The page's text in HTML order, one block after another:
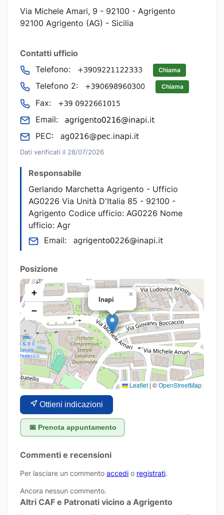
Via Michele Amari, 9 - 92100 - Agrigento
92100 Agrigento (AG) - Sicilia
Contatti ufficio
Telefono:
Chiama
Telefono 2: Chiama
Fax:
Email:
PEC:
Dati verificati il 28/07/2026
Responsabile
Gerlando Marchetta Agrigento - Ufficio
AG0226 Via Unità D'Italia 85 - 92100 -
Agrigento Codice ufficio: AG0226 Nome
ufficio: Agr
Email:
Posizione
Inapi
×
+
−
Leaflet | ©OpenStreetMap
Ottieni indicazioni
📅 Prenota appuntamento
Commenti e recensioni
Per lasciare un commento accedi o registrati.
Ancora nessun commento.
Altri CAF e Patronati vicino a Agrigento